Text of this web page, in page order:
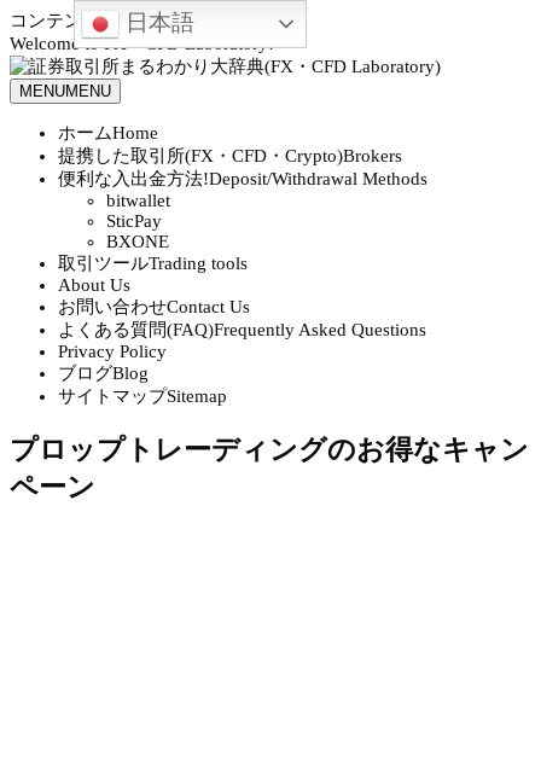
コンテンツへスキップ
Welcome to FX・CFD Laboratory!
MENUMENU
ホームHome
提携した取引所(FX・CFD・Crypto)Brokers
便利な入出金方法!Deposit/Withdrawal Methods
bitwallet
SticPay
BXONE
取引ツールTrading tools
About Us
お問い合わせContact Us
よくある質問(FAQ)Frequently Asked Questions
Privacy Policy
ブログBlog
サイトマップSitemap
プロップトレーディングのお得なキャン
ペーン
日本語